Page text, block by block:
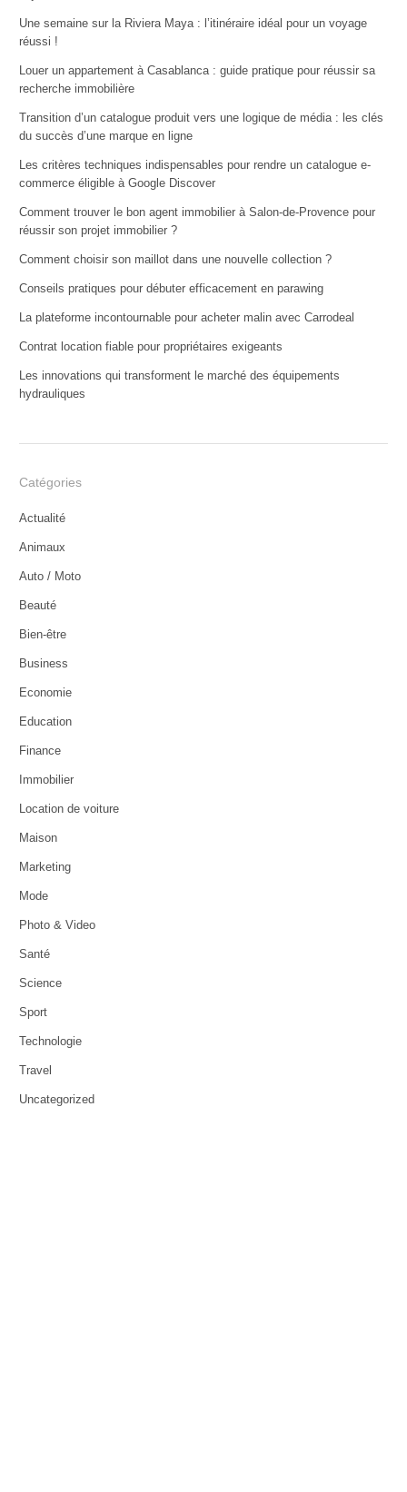
Une semaine sur la Riviera Maya : l’itinéraire idéal pour un voyage
réussi !
Louer un appartement à Casablanca : guide pratique pour réussir sa
recherche immobilière
Transition d’un catalogue produit vers une logique de média : les clés
du succès d’une marque en ligne
Les critères techniques indispensables pour rendre un catalogue e-
commerce éligible à Google Discover
Comment trouver le bon agent immobilier à Salon-de-Provence pour
réussir son projet immobilier ?
Comment choisir son maillot dans une nouvelle collection ?
Conseils pratiques pour débuter efficacement en parawing
La plateforme incontournable pour acheter malin avec Carrodeal
Contrat location fiable pour propriétaires exigeants
Les innovations qui transforment le marché des équipements
hydrauliques
Catégories
Actualité
Animaux
Auto / Moto
Beauté
Bien-être
Business
Economie
Education
Finance
Immobilier
Location de voiture
Maison
Marketing
Mode
Photo & Video
Santé
Science
Sport
Technologie
Travel
Uncategorized